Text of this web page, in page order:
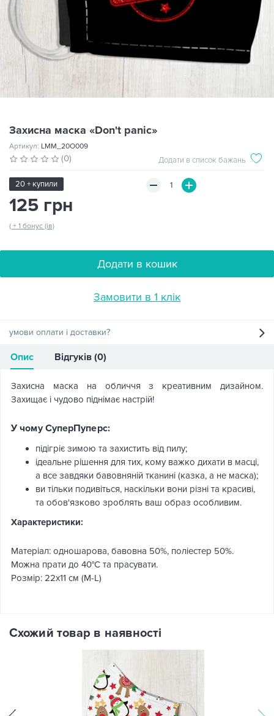
Захисна маска «Don't panic»
Артикул: LMM_20O009
(0) Додати в список бажань
20 + купили
125 грн
( + 1 бонус (ів)
Додати в кошик
Замовити в 1 клік
умови оплати і доставки?
Опис Відгуків (0)
Захисна маска на обличчя з креативним дизайном.
Захищає і чудово піднімає настрій!
У чому СуперПуперс:
підігріє зимою та захистить від пилу;
ідеальне рішення для тих, кому важко дихати в масці,
а все завдяки бавовняній тканині (казка, а не маска);
ви тільки подивіться, наскільки вони різні та красиві,
та обов'язково зроблять ваш образ особливим.
Характеристики:
Матеріал: одношарова, бавовна 50%, поліестер 50%.
Можна прати до 40°C та прасувати.
Розмір: 22х11 см (M-L)
Схожий товар в наявності